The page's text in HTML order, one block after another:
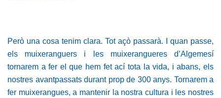
Però una cosa tenim clara. Tot açò passarà. I quan passe,
els muixeranguers i les muixerangueres d’Algemesí
tornarem a fer el que hem fet ací tota la vida, i abans, els
nostres avantpassats durant prop de 300 anys. Tornarem a
fer muixerangues, a mantenir la nostra cultura i les nostres